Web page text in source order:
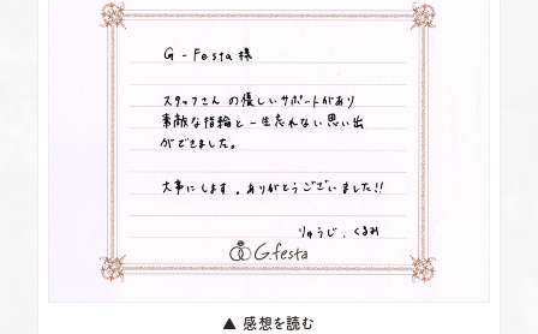
▲ 感想を読む
定休日
火曜日・水曜日